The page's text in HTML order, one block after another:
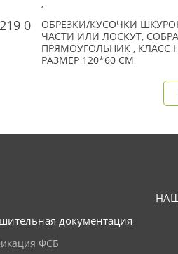
,
0
ОБРЕЗКИ/КУСОЧКИ
ЧАСТИ ИЛИ ЛОСКУТ,
ПРЯМОУГОЛЬНИК , КЛАСС
РАЗМЕР 120*60 СМ
документация
ФСБ